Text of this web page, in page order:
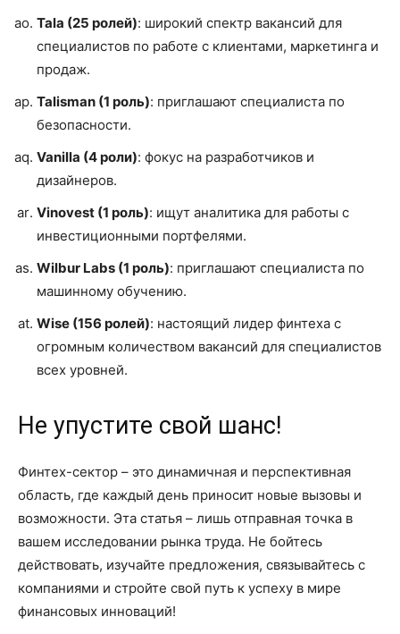
Tala (25 ролей): широкий спектр вакансий для
специалистов по работе с клиентами, маркетинга и
продаж.
Talisman (1 роль): приглашают специалиста по
безопасности.
Vanilla (4 роли): фокус на разработчиков и
дизайнеров.
Vinovest (1 роль): ищут аналитика для работы с
инвестиционными портфелями.
Wilbur Labs (1 роль): приглашают специалиста по
машинному обучению.
Wise (156 ролей): настоящий лидер финтеха с
огромным количеством вакансий для специалистов
всех уровней.
Не упустите свой шанс!
Финтех-сектор – это динамичная и перспективная
область, где каждый день приносит новые вызовы и
возможности. Эта статья – лишь отправная точка в
вашем исследовании рынка труда. Не бойтесь
действовать, изучайте предложения, связывайтесь с
компаниями и стройте свой путь к успеху в мире
финансовых инноваций!